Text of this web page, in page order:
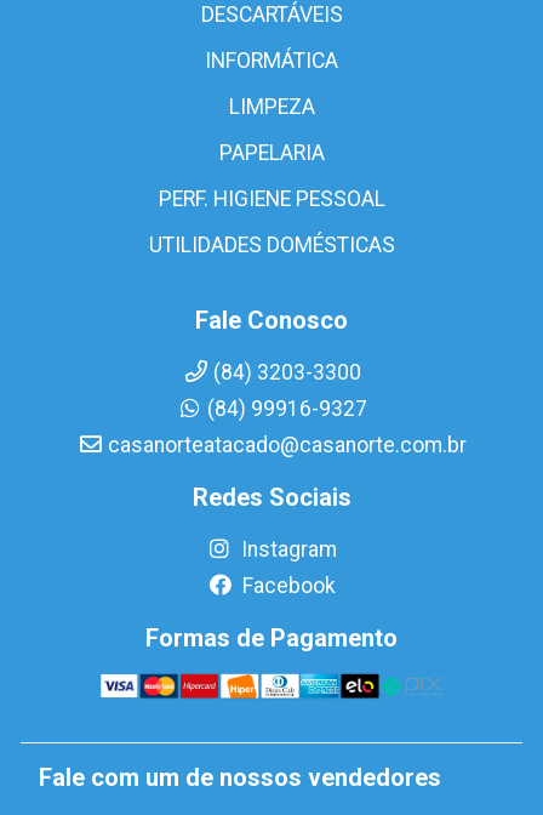
DESCARTÁVEIS
INFORMÁTICA
LIMPEZA
PAPELARIA
PERF. HIGIENE PESSOAL
UTILIDADES DOMÉSTICAS
Fale Conosco
(84) 3203-3300
(84) 99916-9327
casanorteatacado@casanorte.com.br
Redes Sociais
Instagram
Facebook
Formas de Pagamento
Fale com um de nossos vendedores